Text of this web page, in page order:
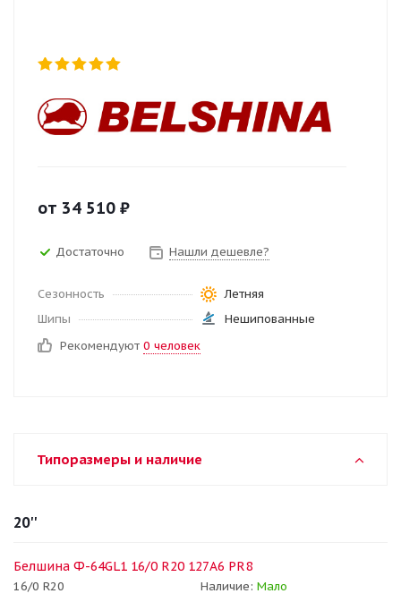
от 34 510 ₽
Достаточно Нашли дешевле?
Сезонность
Летняя
Шипы
Нешипованные
Рекомендуют 0 человек
Типоразмеры и наличие
20''
Белшина Ф-64GL1 16/0 R20 127A6 PR8
16/0 R20 Наличие: Мало